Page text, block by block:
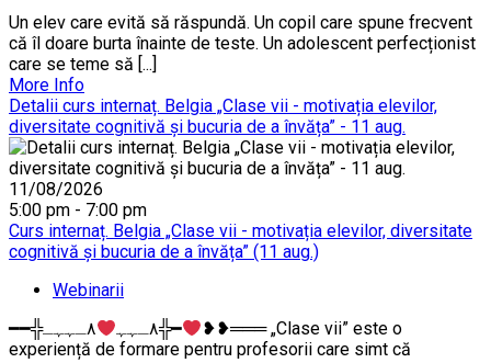
Un elev care evită să răspundă. Un copil care spune frecvent
că îl doare burta înainte de teste. Un adolescent perfecționist
care se teme să [...]
More Info
Detalii curs internaț. Belgia „Clase vii - motivația elevilor,
diversitate cognitivă și bucuria de a învăța” - 11 aug.
11/08/2026
5:00 pm - 7:00 pm
Curs internaț. Belgia „Clase vii - motivația elevilor, diversitate
cognitivă și bucuria de a învăța” (11 aug.)
Webinarii
━━╬٨ـﮩﮩ٨ـﮩﮩـ╬━
❥❥═══ „Clase vii” este o
experiență de formare pentru profesorii care simt că